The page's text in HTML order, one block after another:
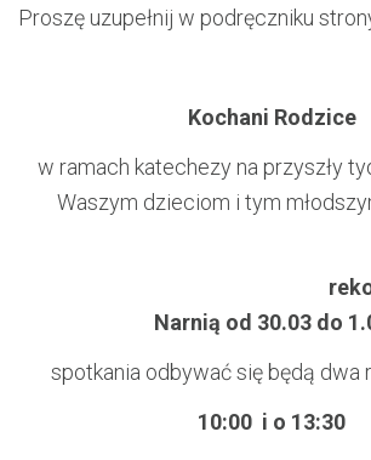
Proszę uzupełnij w podręczniku
Kochani Rodzice
w ramach katechezy na przyszły
Waszym dzieciom i tym
Narnią od 30.03 do
spotkania odbywać się będą dwa
10:00 i o 13:30